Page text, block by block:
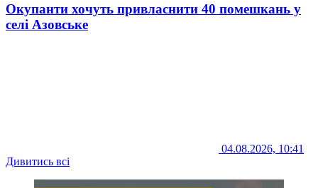
Окупанти хочуть привласнити 40 помешкань у
селі Азовське
04.08.2026, 10:41
Дивитись всі